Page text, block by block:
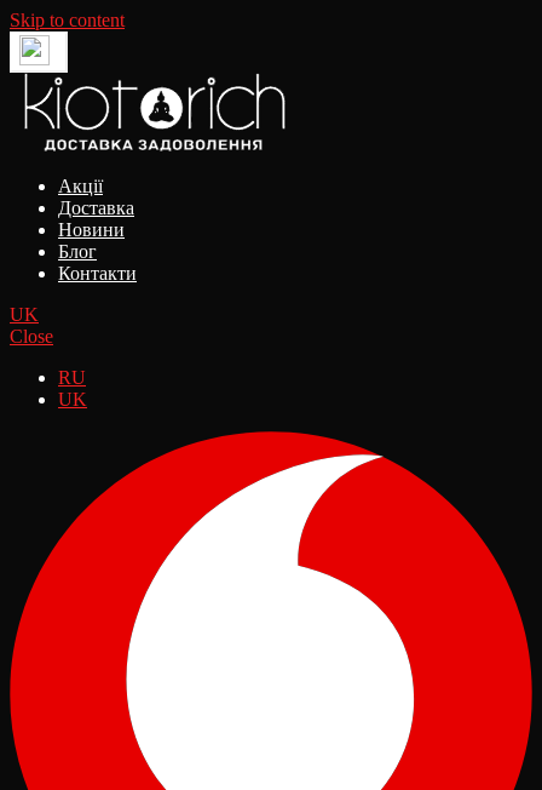
Skip to content
Акції
Доставка
Новини
Блог
Контакти
UK
Close
RU
UK